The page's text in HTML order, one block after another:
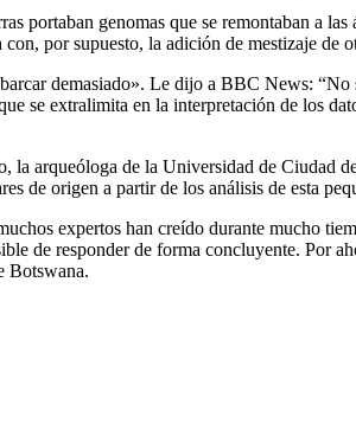
portaban genomas que se remontaban a
por supuesto, la adición de mestizaje de
demasiado». Le dijo a BBC News:
se extralimita en la interpretación de los
arqueóloga de la Universidad de Ciudad
de origen a partir de los análisis de esta
expertos han creído durante mucho
de responder de forma concluyente. Por
Botswana.